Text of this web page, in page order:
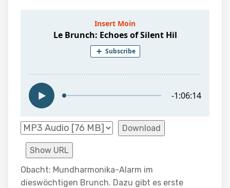
Download
Show URL
Obacht: Mundharmonika-Alarm im
dieswöchtigen Brunch. Dazu gibt es erste